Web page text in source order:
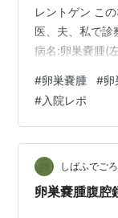
レントゲン こ
医、夫、私で診
病名:卵巣嚢腫(
のハサミやピン
から手術を行う
ガスでお腹膨ら
た卵巣嚢腫は中
腹の外へ取り出
行い、癌など
#卵巣嚢腫 #卵
#入院レポ
しばふでご
卵巣嚢腫腹腔